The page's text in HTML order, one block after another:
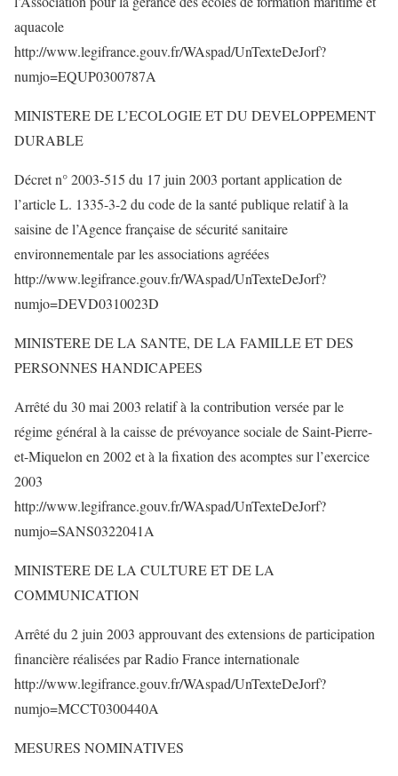
aquacole
http://www.legifrance.gouv.fr/WAspad/UnTexteDeJorf?
numjo=EQUP0300787A
MINISTERE DE L’ECOLOGIE ET DU DEVELOPPEMENT
DURABLE
Décret n° 2003-515 du 17 juin 2003 portant application de
l’article L. 1335-3-2 du code de la santé publique relatif à la
saisine de l’Agence française de sécurité sanitaire
environnementale par les associations agréées
http://www.legifrance.gouv.fr/WAspad/UnTexteDeJorf?
numjo=DEVD0310023D
MINISTERE DE LA SANTE, DE LA FAMILLE ET DES
PERSONNES HANDICAPEES
Arrêté du 30 mai 2003 relatif à la contribution versée par le
régime général à la caisse de prévoyance sociale de Saint-Pierre-
et-Miquelon en 2002 et à la fixation des acomptes sur l’exercice
2003
http://www.legifrance.gouv.fr/WAspad/UnTexteDeJorf?
numjo=SANS0322041A
MINISTERE DE LA CULTURE ET DE LA
COMMUNICATION
Arrêté du 2 juin 2003 approuvant des extensions de participation
financière réalisées par Radio France internationale
http://www.legifrance.gouv.fr/WAspad/UnTexteDeJorf?
numjo=MCCT0300440A
MESURES NOMINATIVES